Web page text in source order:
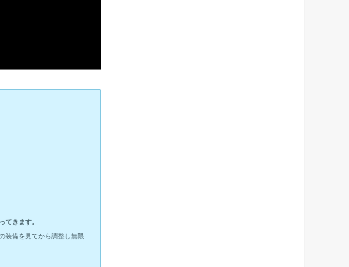
てきます。
装備を見てから調整し無限